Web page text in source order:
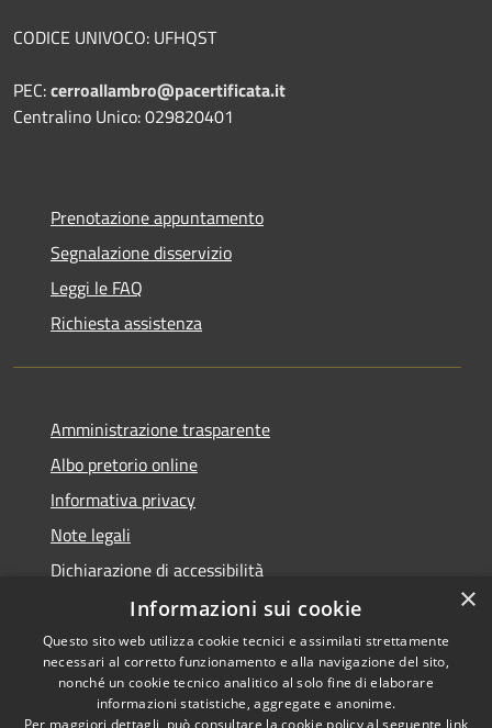
CODICE UNIVOCO: UFHQST
PEC:cerroallambro@pacertificata.it
Centralino Unico: 029820401
Prenotazione appuntamento
Segnalazione disservizio
Leggi le FAQ
Richiesta assistenza
Amministrazione trasparente
Albo pretorio online
Informativa privacy
Note legali
Dichiarazione di accessibilità
Accessibilità
Copyright © 2026 • Comune di
Cerro al Lambro • Powered by
×
Informazioni sui cookie
Questo sito web utilizza cookie tecnici e assimilati strettamente
necessari al corretto funzionamento e alla navigazione del sito,
nonché un cookie tecnico analitico al solo fine di elaborare
informazioni statistiche, aggregate e anonime.
Per maggiori dettagli, può consultare la cookie policy al seguente link